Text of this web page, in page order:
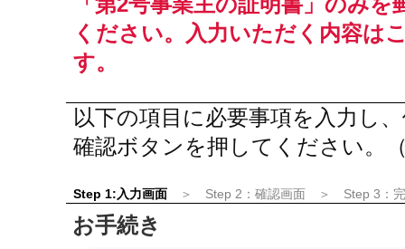
ください。入力いただく内容は
す。
以下の項目に必要事項を入力し
確認ボタンを押してください。
Step 1:入力画面 ＞ Step 2：確認画面 ＞ Step 3：完
お手続き